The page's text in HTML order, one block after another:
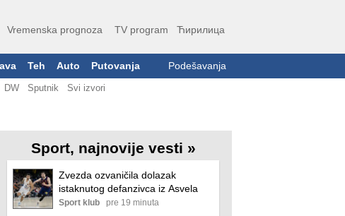
Vremenska prognoza TV program Ћирилица
Teh Auto Putovanja Podešavanja
DW Sputnik Svi izvori
Sport, najnovije vesti »
Zvezda ozvaničila dolazak
istaknutog defanzivca iz Asvela
Sport klub pre 19 minuta